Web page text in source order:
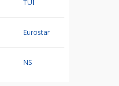
TUI
Eurostar
NS